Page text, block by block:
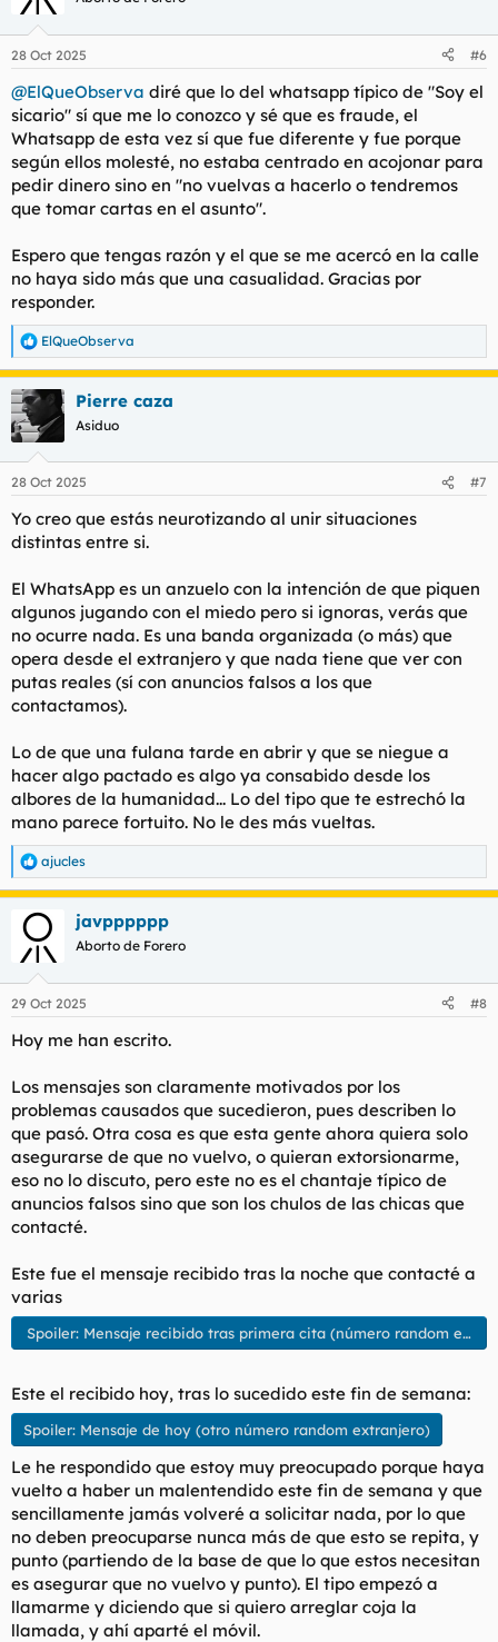
28 Oct 2025 #6
@ElQueObserva diré que lo del whatsapp típico de "Soy el
sicario" sí que me lo conozco y sé que es fraude, el
Whatsapp de esta vez sí que fue diferente y fue porque
según ellos molesté, no estaba centrado en acojonar para
pedir dinero sino en "no vuelvas a hacerlo o tendremos
que tomar cartas en el asunto".
Espero que tengas razón y el que se me acercó en la calle
no haya sido más que una casualidad. Gracias por
responder.
R
e
a
c
c
i
e
:
ElQueObserva
Pierre caza
Asiduo
28 Oct 2025 #7
Yo creo que estás neurotizando al unir situaciones
distintas entre si.
El WhatsApp es un anzuelo con la intención de que piquen
algunos jugando con el miedo pero si ignoras, verás que
no ocurre nada. Es una banda organizada (o más) que
opera desde el extranjero y que nada tiene que ver con
putas reales (sí con anuncios falsos a los que
contactamos).
Lo de que una fulana tarde en abrir y que se niegue a
hacer algo pactado es algo ya consabido desde los
albores de la humanidad... Lo del tipo que te estrechó la
mano parece fortuito. No le des más vueltas.
R
e
a
c
c
i
e
:
ajucles
javpppppp
Aborto de Forero
29 Oct 2025 #8
Hoy me han escrito.
Los mensajes son claramente motivados por los
problemas causados que sucedieron, pues describen lo
que pasó. Otra cosa es que esta gente ahora quiera solo
asegurarse de que no vuelvo, o quieran extorsionarme,
eso no lo discuto, pero este no es el chantaje típico de
anuncios falsos sino que son los chulos de las chicas que
contacté.
Este fue el mensaje recibido tras la noche que contacté a
varias
Spoiler: Mensaje recibido tras primera cita (número random
Este el recibido hoy, tras lo sucedido este fin de semana:
Spoiler: Mensaje de hoy (otro número random extranjero)
Le he respondido que estoy muy preocupado porque haya
vuelto a haber un malentendido este fin de semana y que
sencillamente jamás volveré a solicitar nada, por lo que
no deben preocuparse nunca más de que esto se repita, y
punto (partiendo de la base de que lo que estos necesitan
es asegurar que no vuelvo y punto). El tipo empezó a
llamarme y diciendo que si quiero arreglar coja la
llamada, y ahí aparté el móvil.